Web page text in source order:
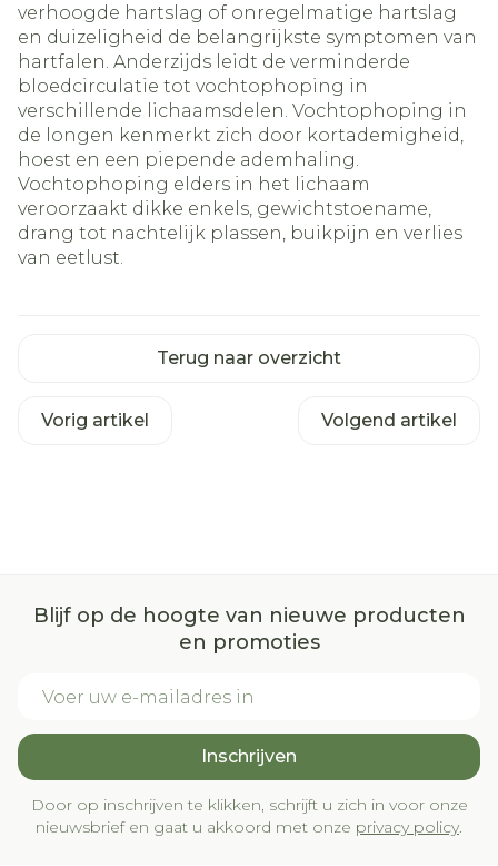
verhoogde hartslag of onregelmatige hartslag
en duizeligheid de belangrijkste symptomen van
hartfalen. Anderzijds leidt de verminderde
bloedcirculatie tot vochtophoping in
verschillende lichaamsdelen. Vochtophoping in
de longen kenmerkt zich door kortademigheid,
hoest en een piepende ademhaling.
Vochtophoping elders in het lichaam
veroorzaakt dikke enkels, gewichtstoename,
drang tot nachtelijk plassen, buikpijn en verlies
van eetlust.
Terug naar overzicht
Vorig artikel Volgend artikel
Blijf op de hoogte van nieuwe producten
en promoties
Inschrijven
Door op inschrijven te klikken, schrijft u zich in voor onze
nieuwsbrief en gaat u akkoord met onze privacy policy.